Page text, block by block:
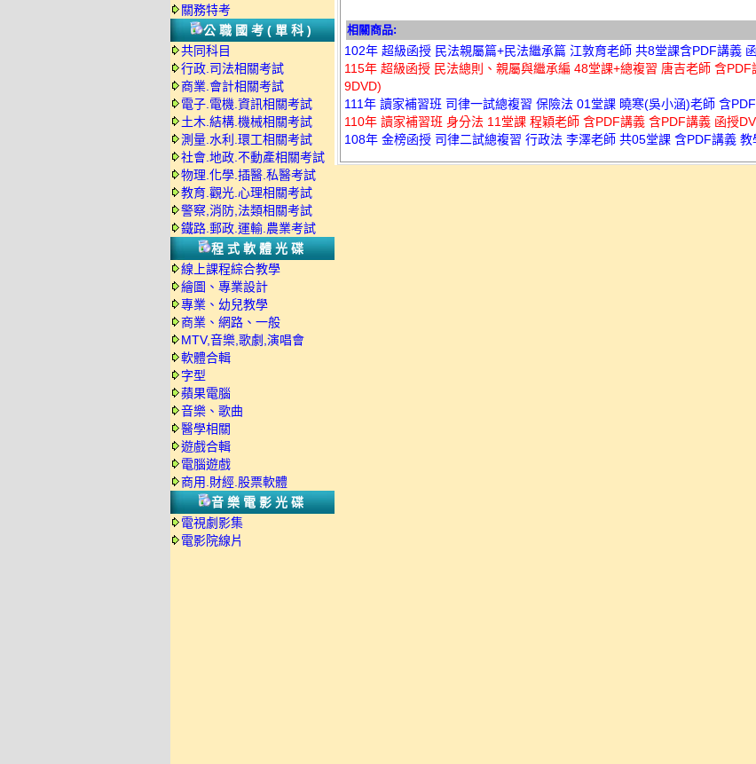
關務特考
公職國考(單科)
共同科目
行政.司法相關考試
商業.會計相關考試
電子.電機.資訊相關考試
土木.結構.機械相關考試
測量.水利.環工相關考試
社會.地政.不動產相關考試
物理.化學.插醫.私醫考試
教育.觀光.心理相關考試
警察,消防,法類相關考試
鐵路.郵政.運輸.農業考試
程式軟體光碟
線上課程綜合教學
繪圖、專業設計
專業、幼兒教學
商業、網路、一般
MTV,音樂,歌劇,演唱會
軟體合輯
字型
蘋果電腦
音樂、歌曲
醫學相關
遊戲合輯
電腦遊戲
商用.財經.股票軟體
音樂電影光碟
電視劇影集
電影院線片
相關商品:
102年 超級函授 民法親屬篇+民法繼承篇 江敦育老師 共8堂課含PDF講義
115年 超級函授 民法總則、親屬與繼承編 48堂課+總複習 唐吉老師 含PDF
9DVD)
111年 讀家補習班 司律一試總複習 保險法 01堂課 曉寒(吳小涵)老師 含
110年 讀家補習班 身分法 11堂課 程穎老師 含PDF講義 含PDF講義 函授
108年 金榜函授 司律二試總複習 行政法 李澤老師 共05堂課 含PDF講義 教